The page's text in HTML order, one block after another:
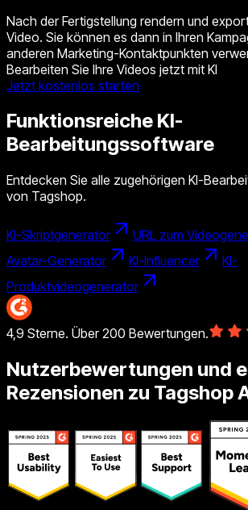
Nach der Fertigstellung rendern und
Video. Sie können es dann in Ihren
anderen Marketing-Kontaktpunkten
Bearbeiten Sie Ihre Videos jetzt mit KI
Jetzt kostenlos starten
Funktionsreiche KI-
Bearbeitungssoftware
Entdecken Sie alle zugehörigen KI-
von Tagshop.
KI-Skriptgenerator URL zum
Avatar-Generator
KI-Influencer
KI-
Produktvideogenerator
4,9 Sterne. Über 200 Bewertungen.
Nutzerbewertungen und
Rezensionen zu Tagshop